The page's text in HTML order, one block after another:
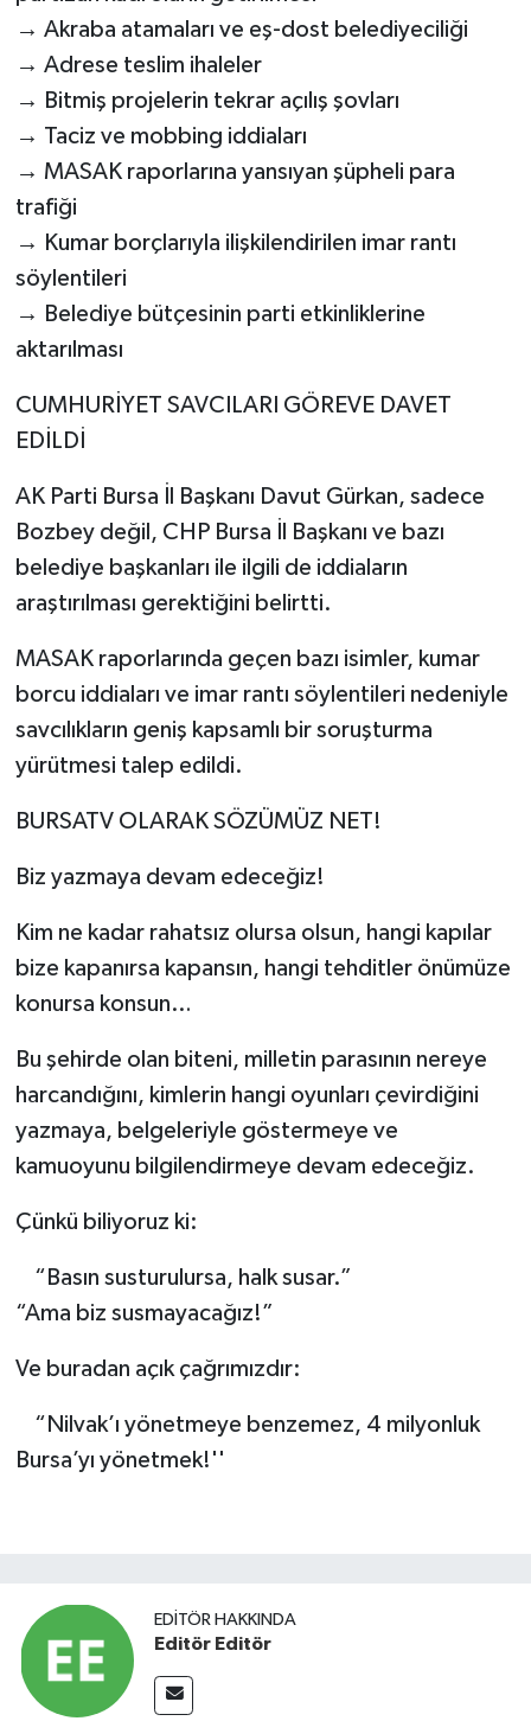
→ Akraba atamaları ve eş-dost belediyeciliği
→ Adrese teslim ihaleler
→ Bitmiş projelerin tekrar açılış şovları
→ Taciz ve mobbing iddiaları
→ MASAK raporlarına yansıyan şüpheli para
trafiği
→ Kumar borçlarıyla ilişkilendirilen imar rantı
söylentileri
→ Belediye bütçesinin parti etkinliklerine
aktarılması
CUMHURİYET SAVCILARI GÖREVE DAVET
EDİLDİ
AK Parti Bursa İl Başkanı Davut Gürkan, sadece
Bozbey değil, CHP Bursa İl Başkanı ve bazı
belediye başkanları ile ilgili de iddiaların
araştırılması gerektiğini belirtti.
MASAK raporlarında geçen bazı isimler, kumar
borcu iddiaları ve imar rantı söylentileri nedeniyle
savcılıkların geniş kapsamlı bir soruşturma
yürütmesi talep edildi.
BURSATV OLARAK SÖZÜMÜZ NET!
Biz yazmaya devam edeceğiz!
Kim ne kadar rahatsız olursa olsun, hangi kapılar
bize kapanırsa kapansın, hangi tehditler önümüze
konursa konsun…
Bu şehirde olan biteni, milletin parasının nereye
harcandığını, kimlerin hangi oyunları çevirdiğini
yazmaya, belgeleriyle göstermeye ve
kamuoyunu bilgilendirmeye devam edeceğiz.
Çünkü biliyoruz ki:
“Basın susturulursa, halk susar.”
“Ama biz susmayacağız!”
Ve buradan açık çağrımızdır:
“Nilvak’ı yönetmeye benzemez, 4 milyonluk
Bursa’yı yönetmek!''
EDITÖR HAKKINDA
Editör Editör